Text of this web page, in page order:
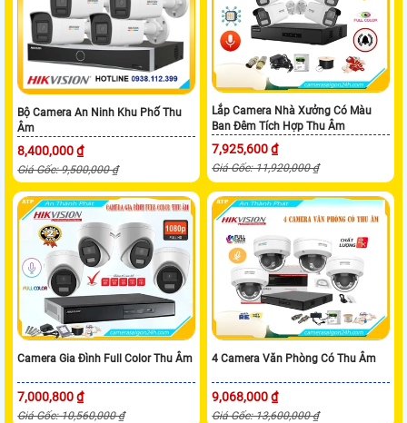
Bộ Camera An Ninh Khu Phố Thu
Âm
8,400,000 ₫
Giá Gốc: 9,500,000 ₫
Lắp Camera Nhà Xưởng Có Màu
Ban Đêm Tích Hợp Thu Âm
7,925,600 ₫
Giá Gốc: 11,920,000 ₫
Camera Gia Đình Full Color Thu Âm
7,000,800 ₫
Giá Gốc: 10,560,000 ₫
4 Camera Văn Phòng Có Thu Âm
9,068,000 ₫
Giá Gốc: 13,600,000 ₫